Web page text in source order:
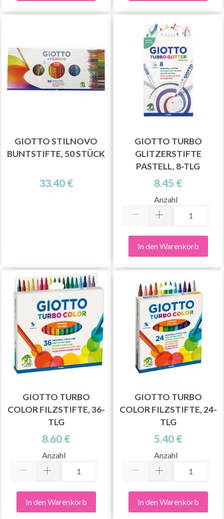
GIOTTO STILNOVO
BUNTSTIFTE, 50 STÜCK
33.40 €
GIOTTO TURBO
GLITZERSTIFTE
PASTELL, 8-TLG
8.45 €
Anzahl
In den Warenkorb
GIOTTO TURBO
COLOR FILZSTIFTE, 36-
TLG
8.60 €
Anzahl
In den Warenkorb
GIOTTO TURBO
COLOR FILZSTIFTE, 24-
TLG
5.40 €
Anzahl
In den Warenkorb